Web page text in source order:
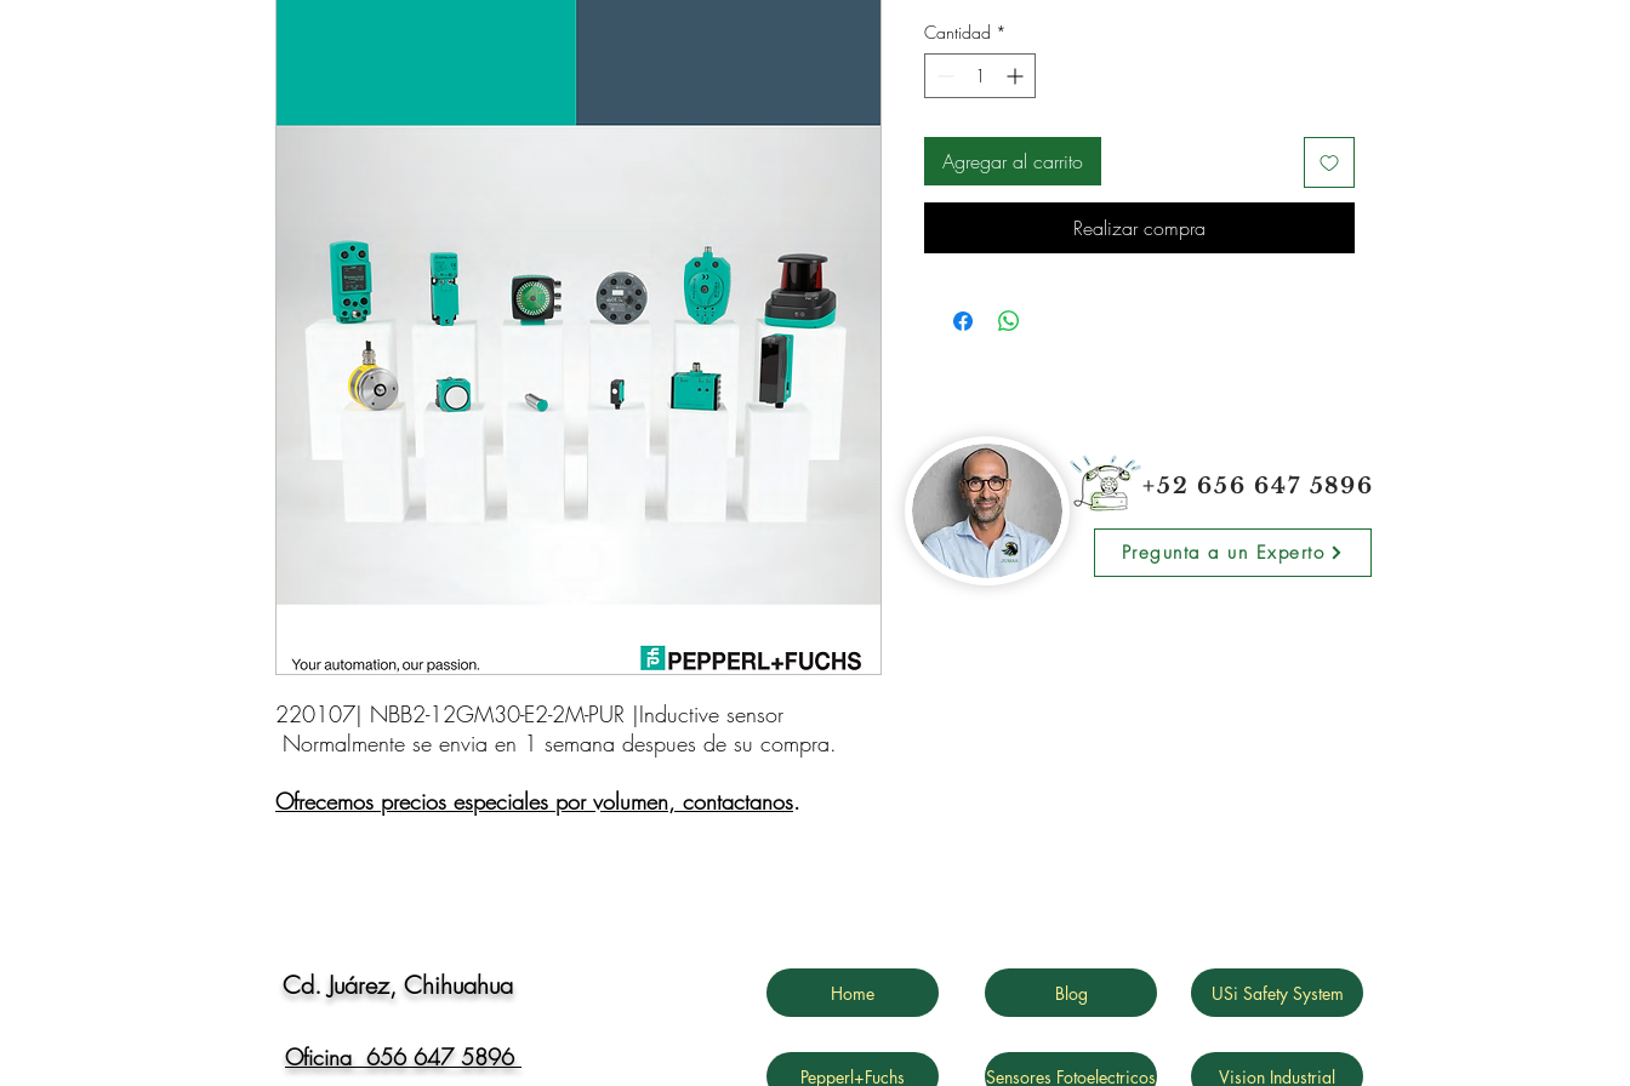
220107| NBB2-12GM30-E2-2M-PUR |Inductive sensor
Normalmente se envia en 1 semana despues de su compra.
Ofrecemos precios especiales por volumen, contactanos.
Cantidad *
Agregar al carrito
Realizar compra
Pregunta a un Experto
+52 656 647 5896
Cd. Juárez, Chihuahua
Oficina 656 647 5896
Home
Pepperl+Fuchs
Blog USi Safety System
Sensores Fotoelectricos Vision Industrial